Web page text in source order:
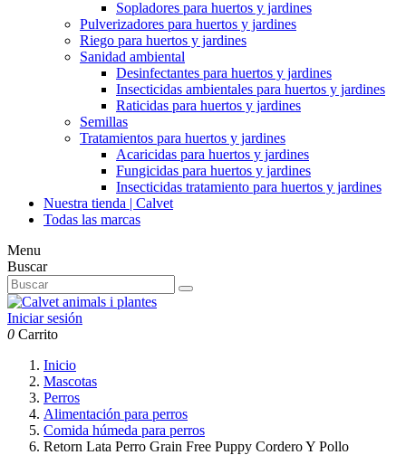
Sopladores para huertos y jardines
Pulverizadores para huertos y jardines
Riego para huertos y jardines
Sanidad ambiental
Desinfectantes para huertos y jardines
Insecticidas ambientales para huertos y jardines
Raticidas para huertos y jardines
Semillas
Tratamientos para huertos y jardines
Acaricidas para huertos y jardines
Fungicidas para huertos y jardines
Insecticidas tratamiento para huertos y jardines
Nuestra tienda | Calvet
Todas las marcas
Menu
Buscar
Iniciar sesión
0 Carrito
Inicio
Mascotas
Perros
Alimentación para perros
Comida húmeda para perros
Retorn Lata Perro Grain Free Puppy Cordero Y Pollo